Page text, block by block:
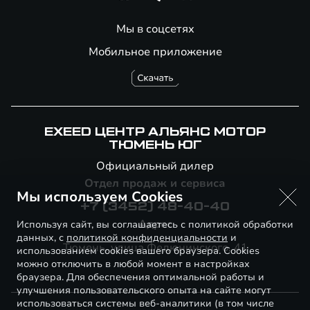
Мобильное приложение
Мы в соцсетях
EXEED ЦЕНТР АЛЬЯНС МОТОР
ТЮМЕНЬ ЮГ
Официальный дилер
Отдел продаж и сервиса
+7 (3452) 48-40-40
Адрес
Тюмень, улица Федюнинского, 41
Мы используем Cookies
Используя сайт, вы соглашаетесь с политикой обработки
данных, с политикой конфиденциальности и
использованием cookies вашего браузера. Cookies
можно отключить в любой момент в настройках
браузера. Для обеспечения оптимальной работы и
улучшения пользовательского опыта на сайте могут
использоваться системы веб-аналитики (в том числе